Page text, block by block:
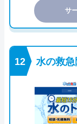
サ
水の救急